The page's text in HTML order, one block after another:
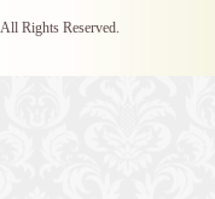
. All Rights Reserved.